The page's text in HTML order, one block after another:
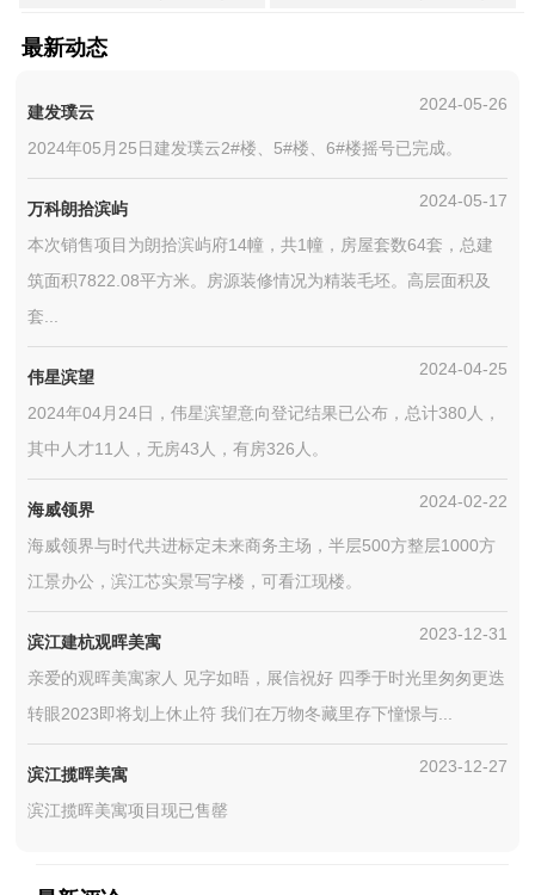
最新动态
建发璞云 2024-05-26
2024年05月25日建发璞云2#楼、5#楼、6#楼摇号已完成。
万科朗拾滨屿 2024-05-17
本次销售项目为朗拾滨屿府14幢，共1幢，房屋套数64套，总建
筑面积7822.08平方米。房源装修情况为精装毛坯。高层面积及
套...
伟星滨望 2024-04-25
2024年04月24日，伟星滨望意向登记结果已公布，总计380人，
其中人才11人，无房43人，有房326人。
海威领界 2024-02-22
海威领界与时代共进标定未来商务主场，半层500方整层1000方
江景办公，滨江芯实景写字楼，可看江现楼。
滨江建杭观晖美寓 2023-12-31
亲爱的观晖美寓家人 见字如晤，展信祝好 四季于时光里匆匆更迭
转眼2023即将划上休止符 我们在万物冬藏里存下憧憬与...
滨江揽晖美寓 2023-12-27
滨江揽晖美寓项目现已售罄